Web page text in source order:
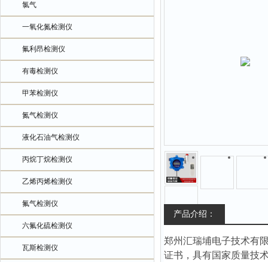
氯气
一氧化氮检测仪
氟利昂检测仪
有毒检测仪
甲苯检测仪
氮气检测仪
液化石油气检测仪
丙烷丁烷检测仪
乙烯丙烯检测仪
氟气检测仪
六氟化硫检测仪
瓦斯检测仪
产品介绍：
郑州汇瑞埔电子技术有
证书，具有国家质量技